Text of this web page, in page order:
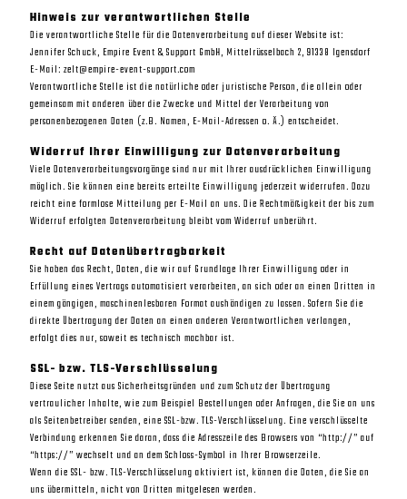
Hinweis zur verantwortlichen Stelle
Die verantwortliche Stelle für die Datenverarbeitung auf dieser Website ist:
Jennifer Schuck, Empire Event & Support GmbH, Mittelrüsselbach 2, 91338 Igensdorf
E-Mail: zelt@empire-event-support.com
Verantwortliche Stelle ist die natürliche oder juristische Person, die allein oder
gemeinsam mit anderen über die Zwecke und Mittel der Verarbeitung von
personenbezogenen Daten (z.B. Namen, E-Mail-Adressen o. Ä.) entscheidet.
Widerruf Ihrer Einwilligung zur Datenverarbeitung
Viele Datenverarbeitungsvorgänge sind nur mit Ihrer ausdrücklichen Einwilligung
möglich. Sie können eine bereits erteilte Einwilligung jederzeit widerrufen. Dazu
reicht eine formlose Mitteilung per E-Mail an uns. Die Rechtmäßigkeit der bis zum
Widerruf erfolgten Datenverarbeitung bleibt vom Widerruf unberührt.
Recht auf Datenübertragbarkeit
Sie haben das Recht, Daten, die wir auf Grundlage Ihrer Einwilligung oder in
Erfüllung eines Vertrags automatisiert verarbeiten, an sich oder an einen Dritten in
einem gängigen, maschinenlesbaren Format aushändigen zu lassen. Sofern Sie die
direkte Übertragung der Daten an einen anderen Verantwortlichen verlangen,
erfolgt dies nur, soweit es technisch machbar ist.
SSL- bzw. TLS-Verschlüsselung
Diese Seite nutzt aus Sicherheitsgründen und zum Schutz der Übertragung
vertraulicher Inhalte, wie zum Beispiel Bestellungen oder Anfragen, die Sie an uns
als Seitenbetreiber senden, eine SSL-bzw. TLS-Verschlüsselung. Eine verschlüsselte
Verbindung erkennen Sie daran, dass die Adresszeile des Browsers von “http://” auf
“https://” wechselt und an dem Schloss-Symbol in Ihrer Browserzeile.
Wenn die SSL- bzw. TLS-Verschlüsselung aktiviert ist, können die Daten, die Sie an
uns übermitteln, nicht von Dritten mitgelesen werden.